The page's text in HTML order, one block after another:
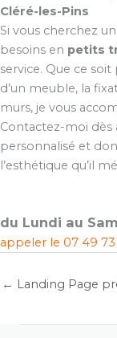
Cléré-les-Pins
Si vous cherchez
besoins en petits
service. Que ce
d’un meuble, la
murs, je vous
Contactez-moi dès
personnalisé et
l’esthétique qu’il
du Lundi au
appeler le 07 49
← Landing Page